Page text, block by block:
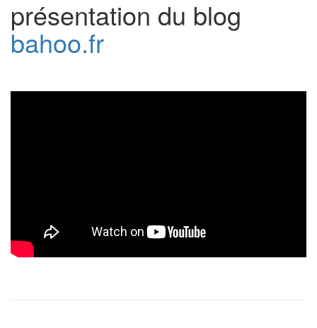
présentation du blog
bahoo.fr